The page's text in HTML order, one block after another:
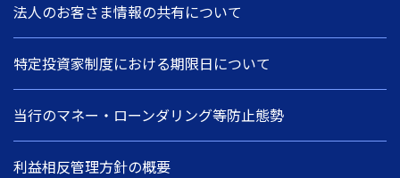
法人のお客さま情報の共有について
特定投資家制度における期限日について
当行のマネー・ローンダリング等防止態勢
利益相反管理方針の概要